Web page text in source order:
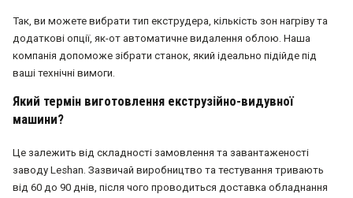
Так, ви можете вибрати тип екструдера, кількість зон нагріву та
додаткові опції, як-от автоматичне видалення облою. Наша
компанія допоможе зібрати станок, який ідеально підійде під
ваші технічні вимоги.
Який термін виготовлення екструзійно-видувної
машини?
Це залежить від складності замовлення та завантаженості
заводу Leshan. Зазвичай виробництво та тестування тривають
від 60 до 90 днів, після чого проводиться доставка обладнання